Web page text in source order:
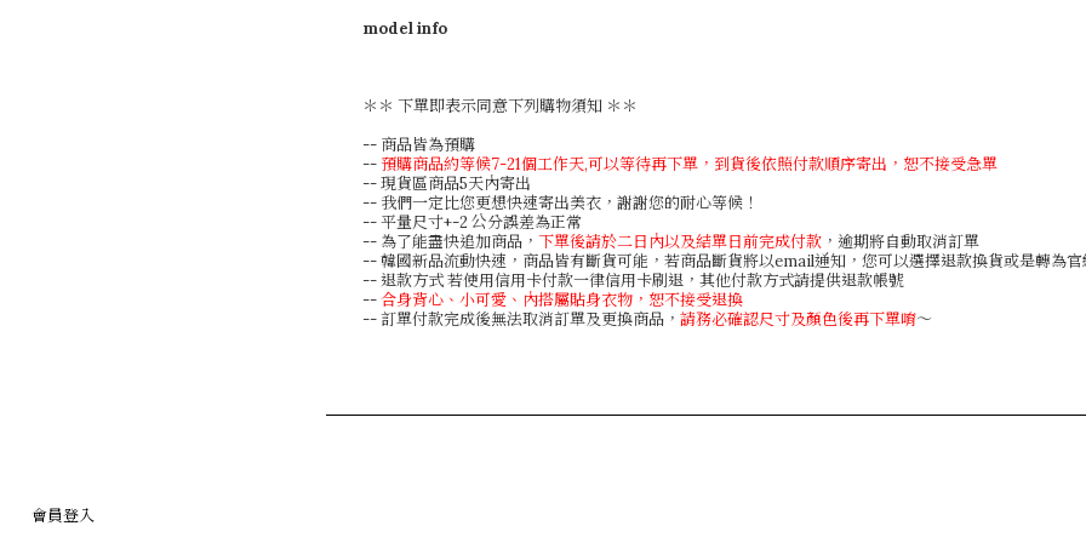
會員登入
model info
＊＊ 下單即表示同意下列購物須知 ＊＊
-- 商品皆為預購
-- 預購商品約等候7-21個工作天,可以等待再下單，到貨後依照付款順序寄出，恕不接受急單
-- 現貨區商品5天內寄出
-- 我們一定比您更想快速寄出美衣，謝謝您的耐心等候！
-- 平量尺寸+-2 公分誤差為正常
-- 為了能盡快追加商品， 下單後請於二日內以及結單日前完成付款，逾期將自動取消訂單
-- 韓國新品流動快速，商品皆有斷貨可能，若商品斷貨將以email通知，您可以選擇退款換貨或是轉為
-- 退款方式 若使用信用卡付款一律信用卡刷退，其他付款方式請提供退款帳號
--合身背心、小可愛、內搭屬貼身衣物，恕不接受退換
-- 訂單付款完成後無法取消訂單及更換商品， 請務必確認尺寸及顏色後再下單唷～